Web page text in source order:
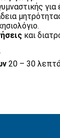
για
και
20 – 30